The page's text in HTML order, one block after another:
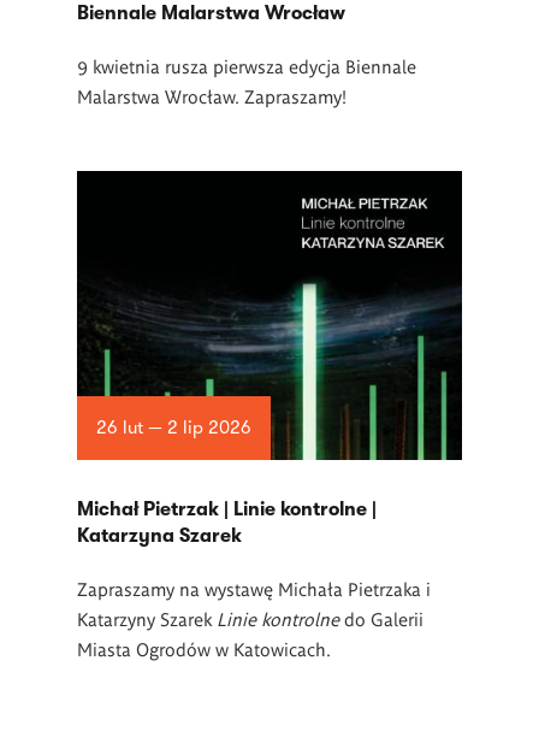
Biennale Malarstwa Wrocław
9 kwietnia rusza pierwsza edycja Biennale
Malarstwa Wrocław. Zapraszamy!
26 lut — 2 lip 2026
Michał Pietrzak | Linie kontrolne |
Katarzyna Szarek
Zapraszamy na wystawę Michała Pietrzaka i
Katarzyny Szarek Linie kontrolnedo Galerii
Miasta Ogrodów w Katowicach.